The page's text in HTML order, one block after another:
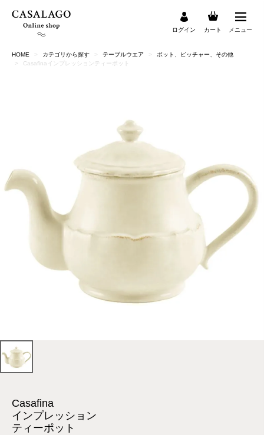
ログイン カート メニュー
HOME カテゴリから探す テーブルウエア
ポット、ピッチャー、その他
Casafinaインプレッションティーポット
検索
Casafina
インプレッション
ティーポット